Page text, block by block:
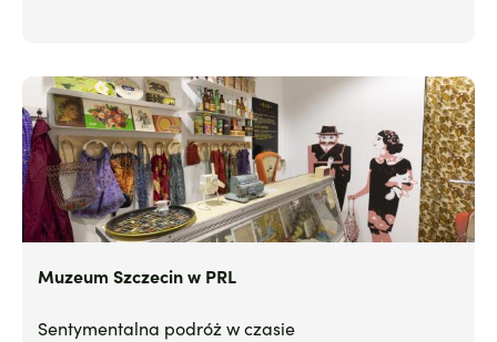
Muzeum Szczecin w PRL
Sentymentalna podróż w czasie